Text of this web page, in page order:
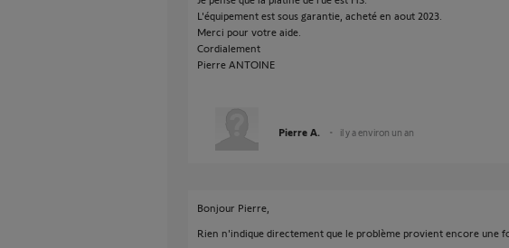
L'équipement est sous garantie, acheté en aout 2023.
Merci pour votre aide.
Cordialement
Pierre ANTOINE
Pierre A. il y a environ un an
Bonjour Pierre,
Rien n'indique directement que le problème provient encore une